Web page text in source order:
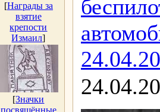
[Награды за
взятие
крепости
Измаил]
[Значки
посвящённые